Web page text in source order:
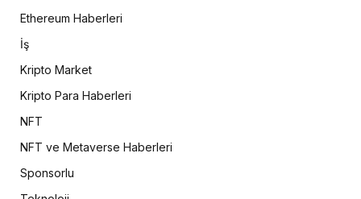
Ethereum Haberleri
İş
Kripto Market
Kripto Para Haberleri
NFT
NFT ve Metaverse Haberleri
Sponsorlu